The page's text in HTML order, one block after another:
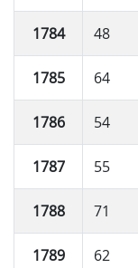
1784 48
1785 64
1786 54
1787 55
1788 71
1789 62